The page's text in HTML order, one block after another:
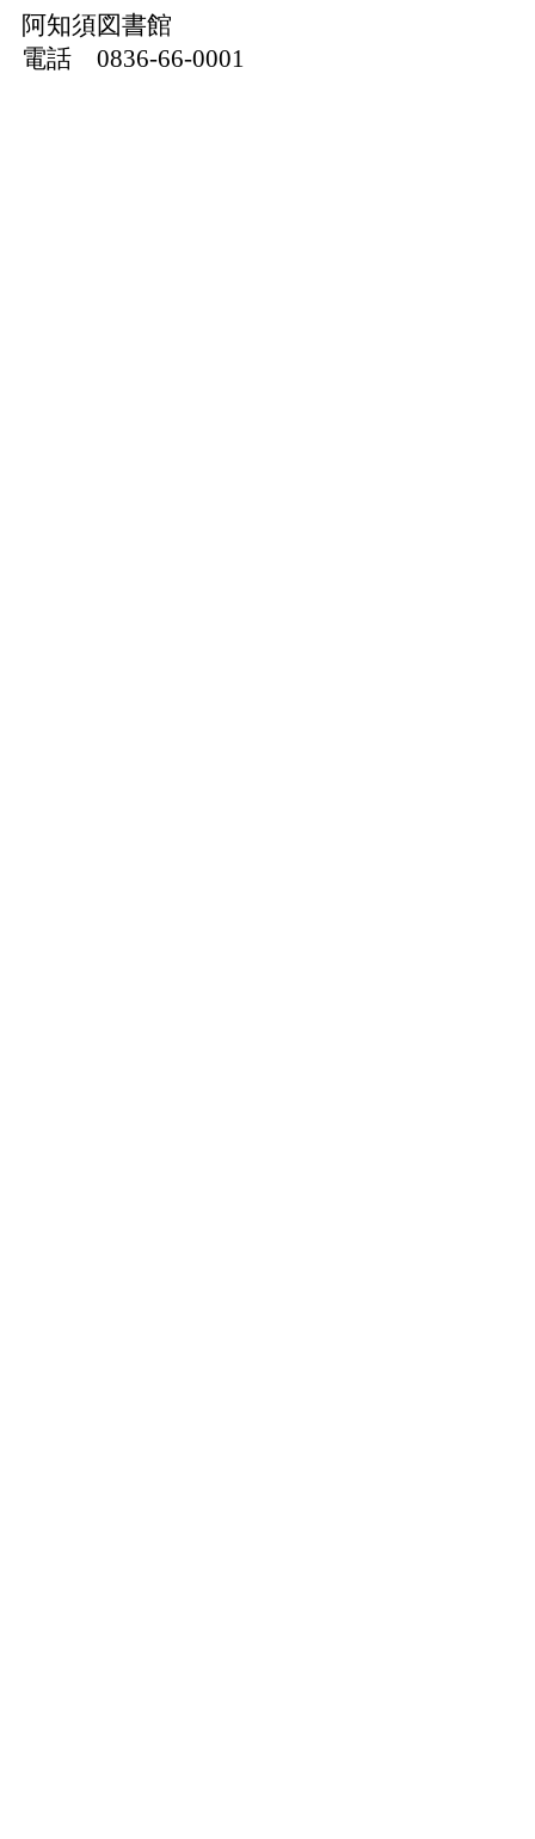
阿知須図書館
電話 0836-66-0001